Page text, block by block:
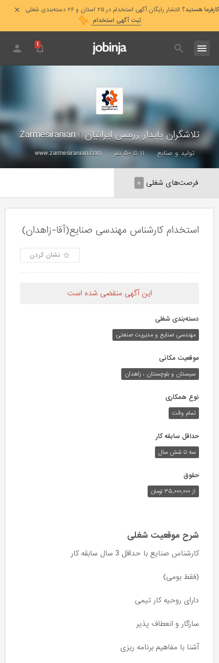
کارفرما هستید؟ انتشار رایگان آگهی استخدام در ۲۵ استان و ۲۶ دسته‌بندی شغلی
ثبت آگهی استخدام
۱
تلاشگران پایدار زرمس ایرانیان|
Zarmesiranian
تولید و صنایع ۱۱ تا ۵۰ نفر www.zarmesiranian.com
فرصت‌های شغلی ۰
استخدام کارشناس مهندسی صنایع(آقا-زاهدان)
نشان کردن
این آگهی منقضی شده است
دسته‌بندی شغلی
مهندسی صنایع و مدیریت صنعتی
موقعیت مکانی
سیستان و بلوچستان ، زاهدان
نوع همکاری
تمام وقت
حداقل سابقه کار
سه تا شش سال
حقوق
از ۳۵,۰۰۰,۰۰۰ تومان
شرح موقعیت شغلی
کارشناس صنایع با حداقل 3 سال سابقه کار
(فقط بومی)
دارای روحیه کار تیمی
سازگار و انعطاف پذیر
آشنا با مفاهیم برنامه ریزی